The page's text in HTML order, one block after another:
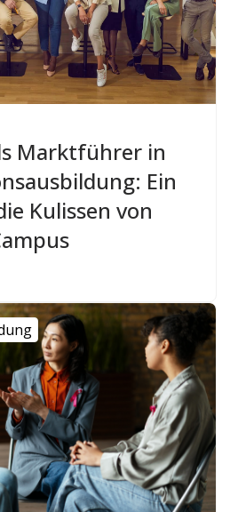
Marktführer in
Ein
Kulissen von